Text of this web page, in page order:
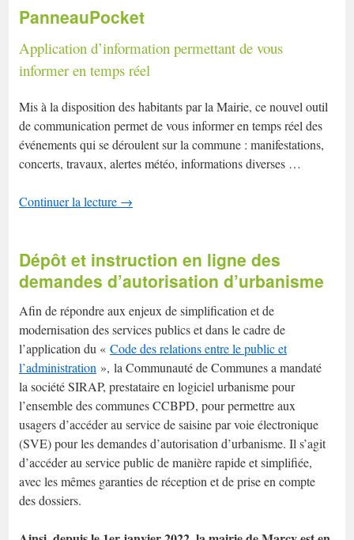
PanneauPocket
Application d’information permettant de vous
informer en temps réel
Mis à la disposition des habitants par la Mairie, ce nouvel outil
de communication permet de vous informer en temps réel des
événements qui se déroulent sur la commune : manifestations,
concerts, travaux, alertes météo, informations diverses …
Continuer la lecture →
Dépôt et instruction en ligne des
demandes d’autorisation d’urbanisme
Afin de répondre aux enjeux de simplification et de
modernisation des services publics et dans le cadre de
l’application du « Code des relations entre le public et
l’administration », la Communauté de Communes a mandaté
la société SIRAP, prestataire en logiciel urbanisme pour
l’ensemble des communes CCBPD, pour permettre aux
usagers d’accéder au service de saisine par voie électronique
(SVE) pour les demandes d’autorisation d’urbanisme. Il s’agit
d’accéder au service public de manière rapide et simplifiée,
avec les mêmes garanties de réception et de prise en compte
des dossiers.